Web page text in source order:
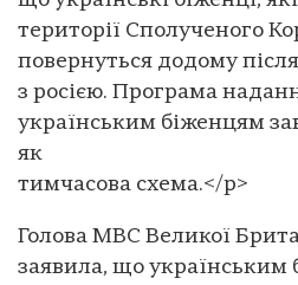
території Сполученого
повернуться додому
з росією. Програма
українським біженцям
як
тимчасова схема.</p>
Голова МВС Великої
заявила, що українським